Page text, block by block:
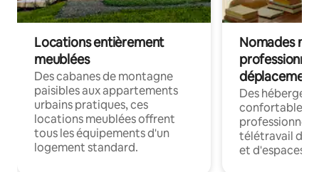
Locations entièrement
meublées
Des cabanes de montagne
paisibles aux appartements
urbains pratiques, ces
locations meublées offrent
tous les équipements d'un
logement standard.
Nomades
déplacement
Des
confortables
professionnels
télétravail
et d'espaces